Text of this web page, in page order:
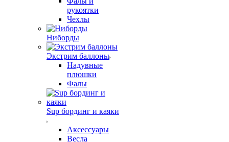
рукоятки
Чехлы
Ниборды
Экстрим баллоны
Надувные
плюшки
Фалы
Sup бординг и каяки
Аксессуары
Весла